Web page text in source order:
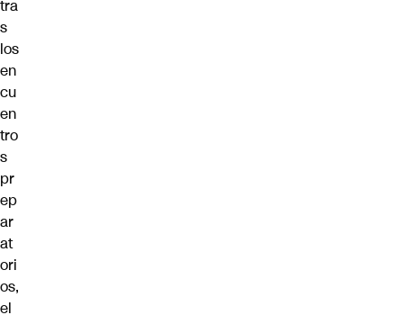
tra
s
los
en
cu
en
tro
s
pr
ep
ar
at
ori
os,
el